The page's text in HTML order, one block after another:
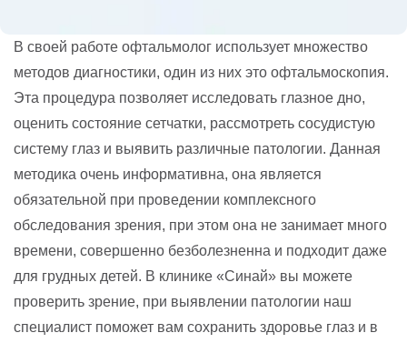
В своей работе офтальмолог использует множество
методов диагностики, один из них это офтальмоскопия.
Эта процедура позволяет исследовать глазное дно,
оценить состояние сетчатки, рассмотреть сосудистую
систему глаз и выявить различные патологии. Данная
методика очень информативна, она является
обязательной при проведении комплексного
обследования зрения, при этом она не занимает много
времени, совершенно безболезненна и подходит даже
для грудных детей. В клинике «Синай» вы можете
проверить зрение, при выявлении патологии наш
специалист поможет вам сохранить здоровье глаз и в